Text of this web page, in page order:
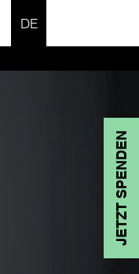
SPRACHE
JETZT SPENDEN